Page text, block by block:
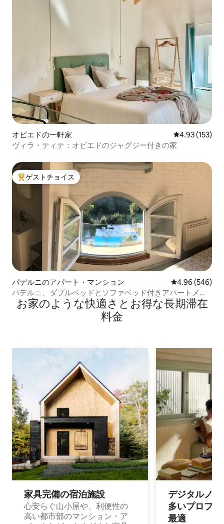
オビエドの一軒家 レビュー153
4.93 (153)
ヴィラ・ティテ：オビエドのジャグジー付きの家
大好評のゲストチョイスです。
ゲストチョイス
パデルニのアパート・マンション レビュー546
4.96 (546)
パデルニ、ダブルベッドとソファベッド付きアパートメン
ト
お家のような快⁠適⁠さ⁠とお⁠得⁠な長⁠期⁠滞⁠在
料⁠金
家具完備の宿⁠泊⁠施⁠設
心安らぐ山小屋や、利便性の
高い都市部のマンション・ア
デジタルノ
多⁠いプ⁠ロ⁠フ⁠
最⁠適